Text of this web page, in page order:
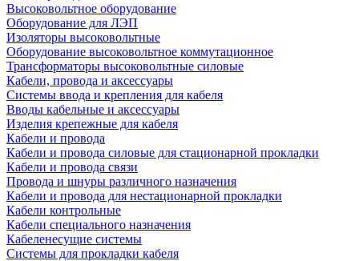
Высоковольтное оборудование
Оборудование для ЛЭП
Изоляторы высоковольтные
Оборудование высоковольтное коммутационное
Трансформаторы высоковольтные силовые
Кабели, провода и аксессуары
Системы ввода и крепления для кабеля
Вводы кабельные и аксессуары
Изделия крепежные для кабеля
Кабели и провода
Кабели и провода силовые для стационарной прокладки
Кабели и провода связи
Провода и шнуры различного назначения
Кабели и провода для нестационарной прокладки
Кабели контрольные
Кабели специального назначения
Кабеленесущие системы
Системы для прокладки кабеля